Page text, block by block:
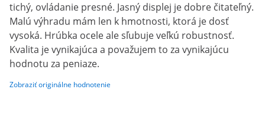
tichý, ovládanie presné. Jasný displej je dobre čitateľný.
Malú výhradu mám len k hmotnosti, ktorá je dosť
vysoká. Hrúbka ocele ale sľubuje veľkú robustnosť.
Kvalita je vynikajúca a považujem to za vynikajúcu
hodnotu za peniaze.
Zobraziť originálne hodnotenie